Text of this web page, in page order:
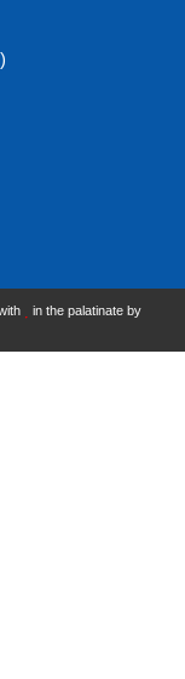
in the palatinate by